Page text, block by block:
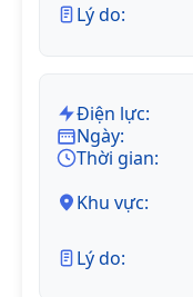
Lý do:
Điện lực:
Ngày:
Thời gian:
Khu vực:
Lý do: